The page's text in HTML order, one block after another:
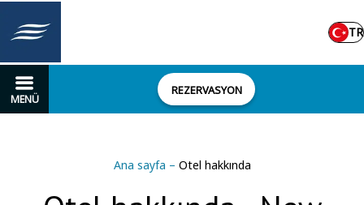
TR
MENÜ
REZERVASYON
Ana sayfa – Otel hakkında